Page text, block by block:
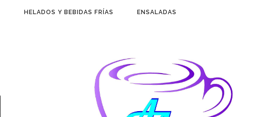
HELADOS Y BEBIDAS FRÍAS ENSALADAS